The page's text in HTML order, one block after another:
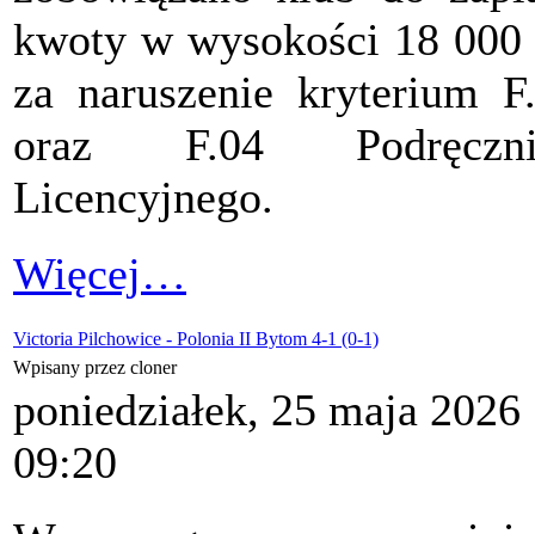
kwoty w wysokości 18 000
za naruszenie kryterium
oraz F.04
Licencyjnego.
Więcej…
Victoria Pilchowice - Polonia II Bytom 4-1 (0-1)
Wpisany przez cloner
poniedziałek, 25 maja 2026
09:20